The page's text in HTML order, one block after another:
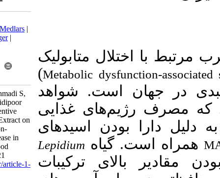
متابولیک
Metabolic
)
است. شواهد
غذایی
اسیدهای
گیاه
Lepidium
ترکیبات
BibTeX
ProCite
Send citation to:
Mendeley
Zotero
Ahmadi T, Askari E, Yarahmadi S,
Fazeli moghadam E, Rashidipoor
M. Evaluation of the Preventive
Effect of Lepidium draba Extract on
High-Fat Diet-Induced Non-
Alcoholic Fatty Liver Disease in
Rats. Iranian J Nutr Sci Food
Technol 2026; 20 (4) :11-21
URL:http://nsft.sbmu.ac.ir/article-1-